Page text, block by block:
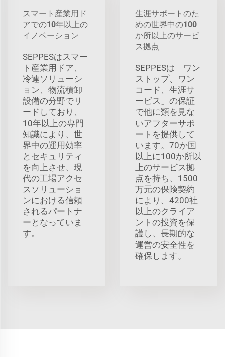
スマート産業用ド
アでの10年以上の
イノベーション
SEPPESはスマー
ト産業用ドア、
冷連ソリューシ
ョン、物流積卸
設備の分野でリ
ードしており、
10年以上の専門
知識により、世
界中の運用効率
とセキュリティ
を向上させ、現
代の工場アクセ
スソリューショ
ンにおける信頼
されるパートナ
ーとなっていま
す。
生涯サポートのた
めの世界中の100
か所以上のサービ
ス拠点
SEPPESは「ワン
ストップ、ワン
コード、生涯サ
ービス」の保証
で他に類を見な
いアフターサポ
ートを提供して
います。70か国
以上に100か所以
上のサービス拠
点を持ち、1500
万元の保険契約
により、4200社
以上のクライア
ントの投資を保
護し、長期的な
運営の安全性を
確保します。